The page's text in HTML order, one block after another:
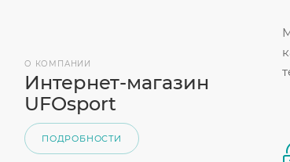
О КОМПАНИИ
Интернет-магазин
UFOsport
ПОДРОБНОСТИ